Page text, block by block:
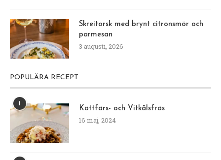
Skreitorsk med brynt citronsmör och
parmesan
3 augusti, 2026
POPULÄRA RECEPT
Köttfärs- och Vitkålsfräs
16 maj, 2024